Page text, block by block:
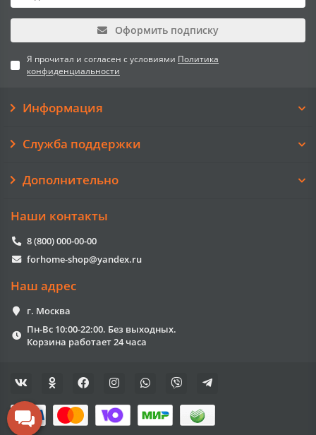
Оформить подписку
Я прочитал и согласен с условиями Политика
конфиденциальности
Информация
Служба поддержки
Дополнительно
Наши контакты
8 (800) 000-00-00
forhome-shop@yandex.ru
Наш адрес
г. Москва
Пн-Вс 10:00-22:00. Без выходных.
Корзина работает 24 часа